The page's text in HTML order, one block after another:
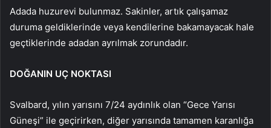
Adada huzurevi bulunmaz. Sakinler, artık çalışamaz
duruma geldiklerinde veya kendilerine bakamayacak hale
geçtiklerinde adadan ayrılmak zorundadır.
DOĞANIN UÇ NOKTASI
Svalbard, yılın yarısını 7/24 aydınlık olan “Gece Yarısı
Güneşi” ile geçirirken, diğer yarısında tamamen karanlığa